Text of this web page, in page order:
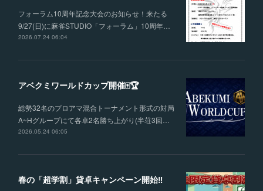
フォーラム10周年記念大会のお知らせ！来たる
9/27(日)に麻雀STUDIO「フォーラム」10周年…
2026.07.24 06:04
アベクミワールドカップ開催🀄🏆
総勢32名のプロアマ混合トーナメント形式の対局
A~Hグループにて各卓2名勝ち上がり(半荘3回…
2026.05.24 06:05
春の「超学割」貸卓キャンペーン開始‼